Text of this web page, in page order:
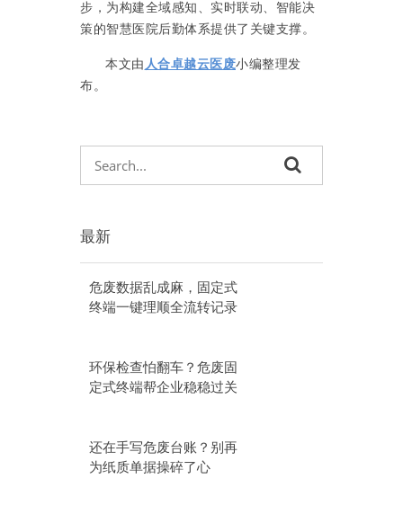
步，为构建全域感知、实时联动、智能决
策的智慧医院后勤体系提供了关键支撑。
本文由 人合卓越云医废小编整理发
布。
最新
危废数据乱成麻，固定式
终端一键理顺全流转记录
环保检查怕翻车？危废固
定式终端帮企业稳稳过关
还在手写危废台账？别再
为纸质单据操碎了心